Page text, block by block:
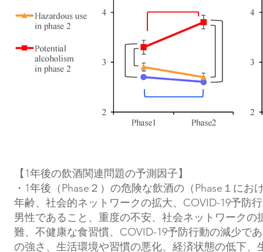
【1年後の飲酒関連問題の予測因子】
・1年後（Phase２）の危険な飲酒の（Phase１に
年齢、社会的ネットワークの拡大、COVID-19予防
男性であること、重度の不安、社会ネットワーク
難、不健康な食習慣、COVID-19予防行動の減少で
の強さ、生活環境や習慣の悪化、経済状態の低下